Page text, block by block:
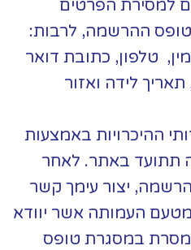
למסירת הפרטים
ההרשמה, לרבות:
טלפון, כתובת דואר
תאריך לידה ואזור
ההיכרויות באמצעות
תתועד באתר. לאחר
יצור עימך קשר
מטעם העמותה אשר יוודא
במסגרת טופס